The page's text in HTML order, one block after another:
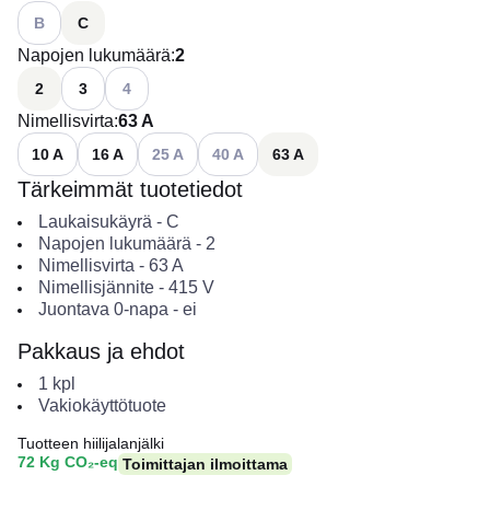
Katso käytettävissä olevat vaihtoehdot
B C
Napojen lukumäärä:2
2 3
Katso käytettävissä olevat vaihtoehdot
4
Nimellisvirta:63 A
10 A 16 A
Katso käytettävissä olevat vaihtoehdot
25 A
Katso käytettävissä olevat vaihtoehdot
40 A 63 A
Tärkeimmät tuotetiedot
Laukaisukäyrä - C
Napojen lukumäärä - 2
Nimellisvirta - 63A
Nimellisjännite- 415 V
Juontava 0-napa - ei
Pakkaus ja ehdot
1 kpl
Vakiokäyttötuote
Tuotteen hiilijalanjälki
72 Kg CO₂-eq Toimittajan ilmoittama